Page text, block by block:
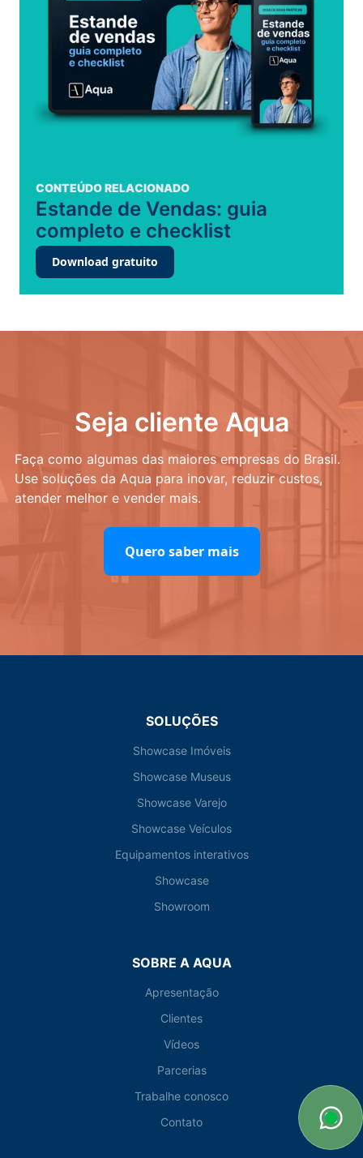
CONTEÚDO RELACIONADO
Estande de Vendas: guia
completo e checklist
Download gratuito
Seja cliente Aqua
Faça como algumas das maiores empresas do Brasil.
Use soluções da Aqua para inovar, reduzir custos,
atender melhor e vender mais.
Quero saber mais
SOLUÇÕES
Showcase Imóveis
Showcase Museus
Showcase Varejo
Showcase Veículos
Equipamentos interativos
Showcase
Showroom
SOBRE A AQUA
Apresentação
Clientes
Vídeos
Parcerias
Trabalhe conosco
Contato